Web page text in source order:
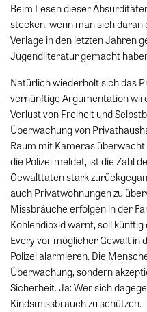
Beim Lesen dieser
stecken, wenn man sich
Verlage in den letzten Jahren
Jugendliteratur gemacht
Natürlich wiederholt sich das
vernünftige Argumentation
Verlust von Freiheit und
Überwachung von
Raum mit Kameras
die Polizei meldet, ist die Zahl
Gewalttaten stark
auch Privatwohnungen zu
Missbräuche erfolgen in der
Kohlendioxid warnt, soll
Every vor möglicher Gewalt in
Polizei alarmieren. Die
Überwachung, sondern
Sicherheit. Ja: Wer sich
Kindsmissbrauch zu schützen.